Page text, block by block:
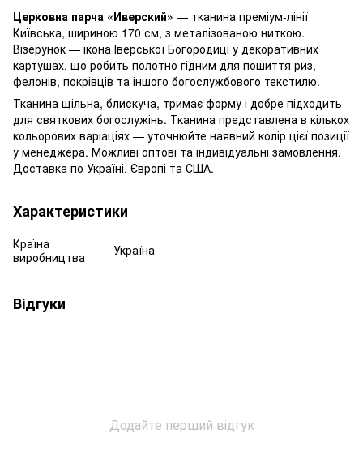
Церковна парча «Иверский» — тканина преміум-лінії
Київська, шириною 170 см, з металізованою ниткою.
Візерунок — ікона Іверської Богородиці у декоративних
картушах, що робить полотно гідним для пошиття риз,
фелонів, покрівців та іншого богослужбового текстилю.
Тканина щільна, блискуча, тримає форму і добре підходить
для святкових богослужінь. Тканина представлена в кількох
кольорових варіаціях — уточнюйте наявний колір цієї позиції
у менеджера. Можливі оптові та індивідуальні замовлення.
Доставка по Україні, Європі та США.
Характеристики
Країна
виробництва
Україна
Відгуки
Додайте перший відгук